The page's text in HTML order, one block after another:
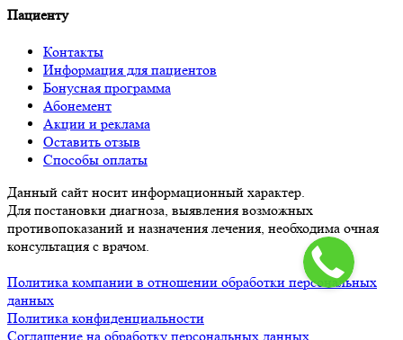
Пациенту
Контакты
Информация для пациентов
Бонусная программа
Абонемент
Акции и реклама
Оставить отзыв
Способы оплаты
Данный сайт носит информационный характер.
Для постановки диагноза, выявления возможных
противопоказаний и назначения лечения, необходима очная
консультация с врачом.
Политика компании в отношении обработки персональных
данных
Политика конфиденциальности
Соглашение на обработку персональных данных